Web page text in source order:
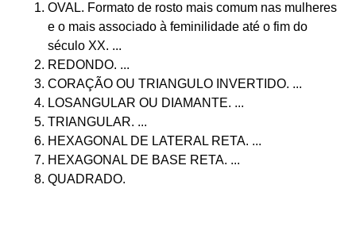
OVAL. Formato de rosto mais comum nas mulheres
e o mais associado à feminilidade até o fim do
século XX. ...
REDONDO. ...
CORAÇÃO OU TRIANGULO INVERTIDO. ...
LOSANGULAR OU DIAMANTE. ...
TRIANGULAR. ...
HEXAGONAL DE LATERAL RETA. ...
HEXAGONAL DE BASE RETA. ...
QUADRADO.